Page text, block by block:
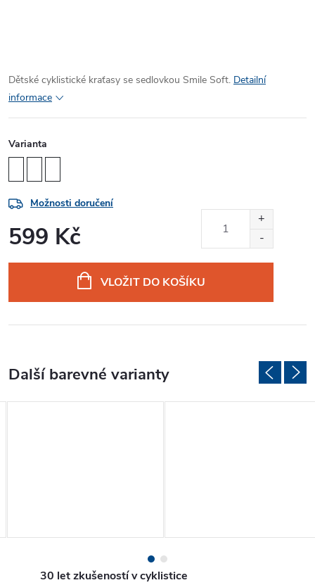
Dětské cyklistické kraťasy se sedlovkou Smile Soft. Detailní
informace
Varianta
Možnosti doručení
599 Kč
VLOŽIT DO KOŠÍKU
30 let zkušeností v cyklistice